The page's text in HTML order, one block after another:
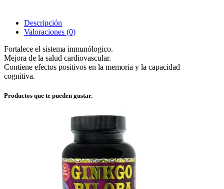
Descripción
Valoraciones (0)
Fortalece el sistema inmunólogico.
Mejora de la salud cardiovascular.
Contiene efectos positivos en la memoria y la capacidad
cognitiva.
Productos que te pueden gustar.